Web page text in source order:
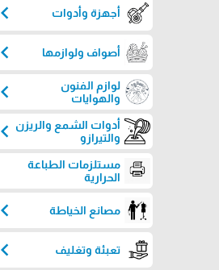
أجهزة وأدوات chevron_left
أصواف ولوازمها chevron_left
لوازم الفنون
والهوايات
chevron_left
أدوات الشمع والريزن
والتيرازو
chevron_left
مستلزمات الطباعة
الحرارية
مصانع الخياطة chevron_left
تعبئة وتغليف chevron_left